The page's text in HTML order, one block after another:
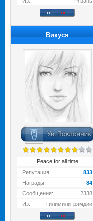
Викуся
Peace for all time
Репутация:
833
Награды:
84
Сообщения:
2338
Из:
Тилимилитрямдии